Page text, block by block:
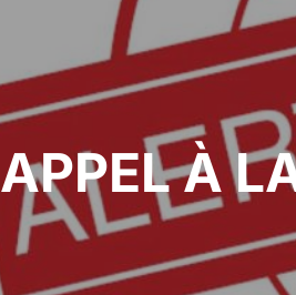
APPEL À